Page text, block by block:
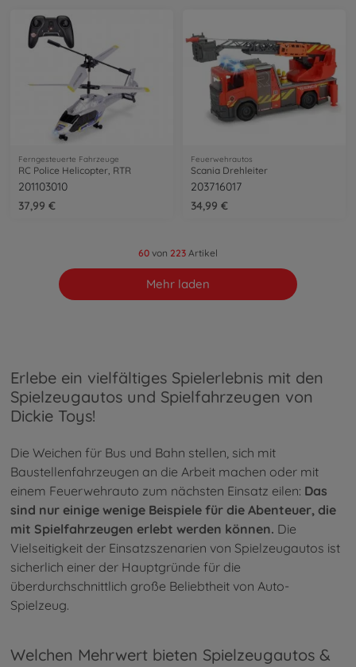
Ferngesteuerte Fahrzeuge
RC Police Helicopter, RTR
201103010
37,99 €
Feuerwehrautos
Scania Drehleiter
203716017
34,99 €
60 von 223 Artikel
Mehr laden
Erlebe ein vielfältiges Spielerlebnis mit den
Spielzeugautos und Spielfahrzeugen von
Dickie Toys!
Die Weichen für Bus und Bahn stellen, sich mit
Baustellenfahrzeugen an die Arbeit machen oder mit
einem Feuerwehrauto zum nächsten Einsatz eilen: Das
sind nur einige wenige Beispiele für die Abenteuer, die
mit Spielfahrzeugen erlebt werden können. Die
Vielseitigkeit der Einsatzszenarien von Spielzeugautos ist
sicherlich einer der Hauptgründe für die
überdurchschnittlich große Beliebtheit von Auto-
Spielzeug.
Welchen Mehrwert bieten Spielzeugautos &